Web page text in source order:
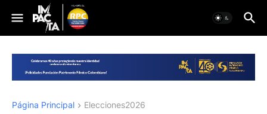
Página Principal Elecciones2026